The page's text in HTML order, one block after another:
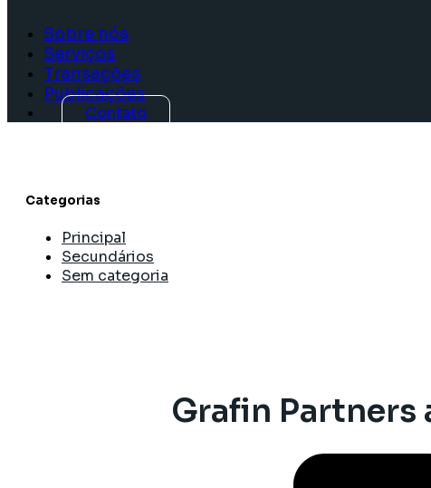
Sobre nós
Serviços
Transações
Publicações
Contato
Categorias
Principal
Secundários
Sem categoria
Grafin